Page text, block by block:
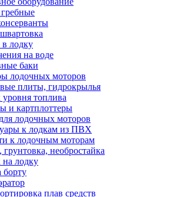
лодку
на воде
баки
лодочных моторов
плиты, гидрокрылья
уровня топлива
и картплоттеры
лодочных моторов
к лодкам из ПВХ
к лодочным моторам
грунтовка, необростайка
на лодку
борту
плав средств